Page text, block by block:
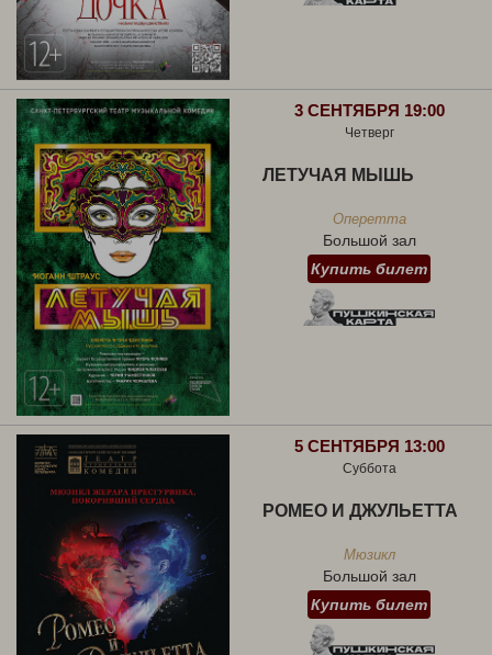
3 СЕНТЯБРЯ 19:00
Четверг
ЛЕТУЧАЯ МЫШЬ
Оперетта
Большой зал
Купить билет
5 СЕНТЯБРЯ 13:00
Суббота
РОМЕО И ДЖУЛЬЕТТА
Мюзикл
Большой зал
Купить билет